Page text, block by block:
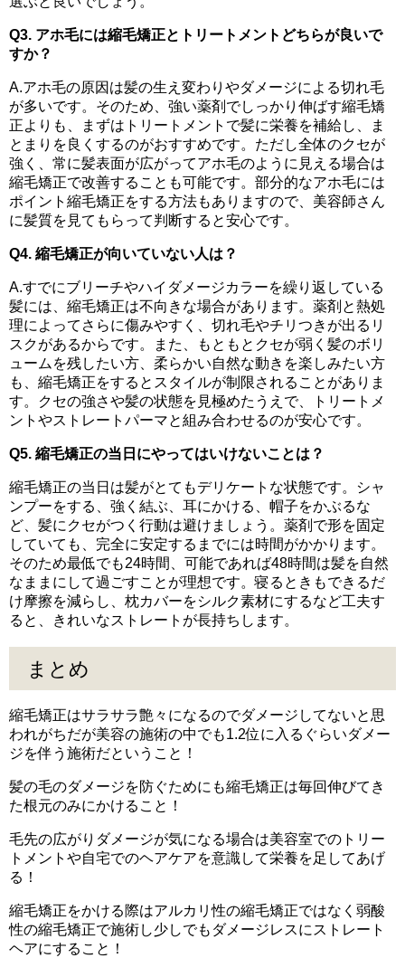
Q3. アホ毛には縮毛矯正とトリートメントどちらが良いで
すか？
A.アホ毛の原因は髪の生え変わりやダメージによる切れ毛
が多いです。そのため、強い薬剤でしっかり伸ばす縮毛矯
正よりも、まずはトリートメントで髪に栄養を補給し、ま
とまりを良くするのがおすすめです。ただし全体のクセが
強く、常に髪表面が広がってアホ毛のように見える場合は
縮毛矯正で改善することも可能です。部分的なアホ毛には
ポイント縮毛矯正をする方法もありますので、美容師さん
に髪質を見てもらって判断すると安心です。
Q4. 縮毛矯正が向いていない人は？
A.すでにブリーチやハイダメージカラーを繰り返している
髪には、縮毛矯正は不向きな場合があります。薬剤と熱処
理によってさらに傷みやすく、切れ毛やチリつきが出るリ
スクがあるからです。また、もともとクセが弱く髪のボリ
ュームを残したい方、柔らかい自然な動きを楽しみたい方
も、縮毛矯正をするとスタイルが制限されることがありま
す。クセの強さや髪の状態を見極めたうえで、トリートメ
ントやストレートパーマと組み合わせるのが安心です。
Q5. 縮毛矯正の当日にやってはいけないことは？
縮毛矯正の当日は髪がとてもデリケートな状態です。シャ
ンプーをする、強く結ぶ、耳にかける、帽子をかぶるな
ど、髪にクセがつく行動は避けましょう。薬剤で形を固定
していても、完全に安定するまでには時間がかかります。
そのため最低でも24時間、可能であれば48時間は髪を自然
なままにして過ごすことが理想です。寝るときもできるだ
け摩擦を減らし、枕カバーをシルク素材にするなど工夫す
ると、きれいなストレートが長持ちします。
まとめ
縮毛矯正はサラサラ艶々になるのでダメージしてないと思
われがちだが美容の施術の中でも1.2位に入るぐらいダメー
ジを伴う施術だということ！
髪の毛のダメージを防ぐためにも縮毛矯正は毎回伸びてき
た根元のみにかけること！
毛先の広がりダメージが気になる場合は美容室でのトリー
トメントや自宅でのヘアケアを意識して栄養を足してあげ
る！
縮毛矯正をかける際はアルカリ性の縮毛矯正ではなく弱酸
性の縮毛矯正で施術し少しでもダメージレスにストレート
ヘアにすること！